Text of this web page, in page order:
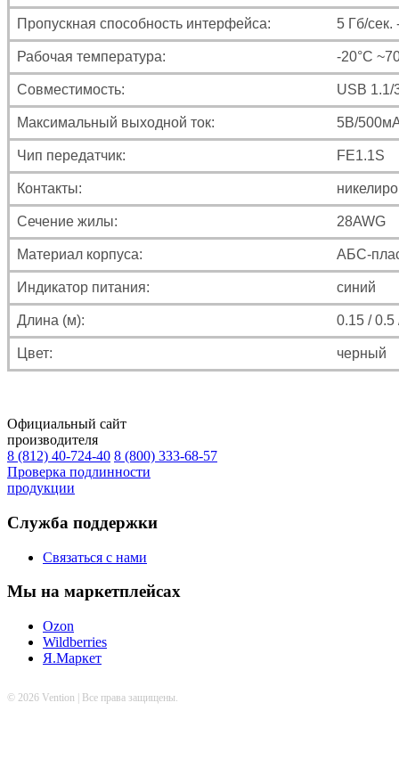
Пропускная способность интерфейса: 5 Гб/сек.
Рабочая температура: -20°C
Совместимость: USB 1.1/
Максимальный выходной ток: 5В/
Чип передатчик: FE1.1S
Контакты:
Сечение жилы: 28AWG
Материал корпуса: АБС-
Индикатор питания: синий
Длина (м): 0.15 / 0.5
Цвет: черный
Официальный сайт
производителя
8 (812) 40-724-40 8 (800) 333-68-57
Проверка подлинности
продукции
Служба поддержки
Связаться с нами
Мы на маркетплейсах
Ozon
Wildberries
Я.Маркет
© 2026 Vention | Все права защищены.